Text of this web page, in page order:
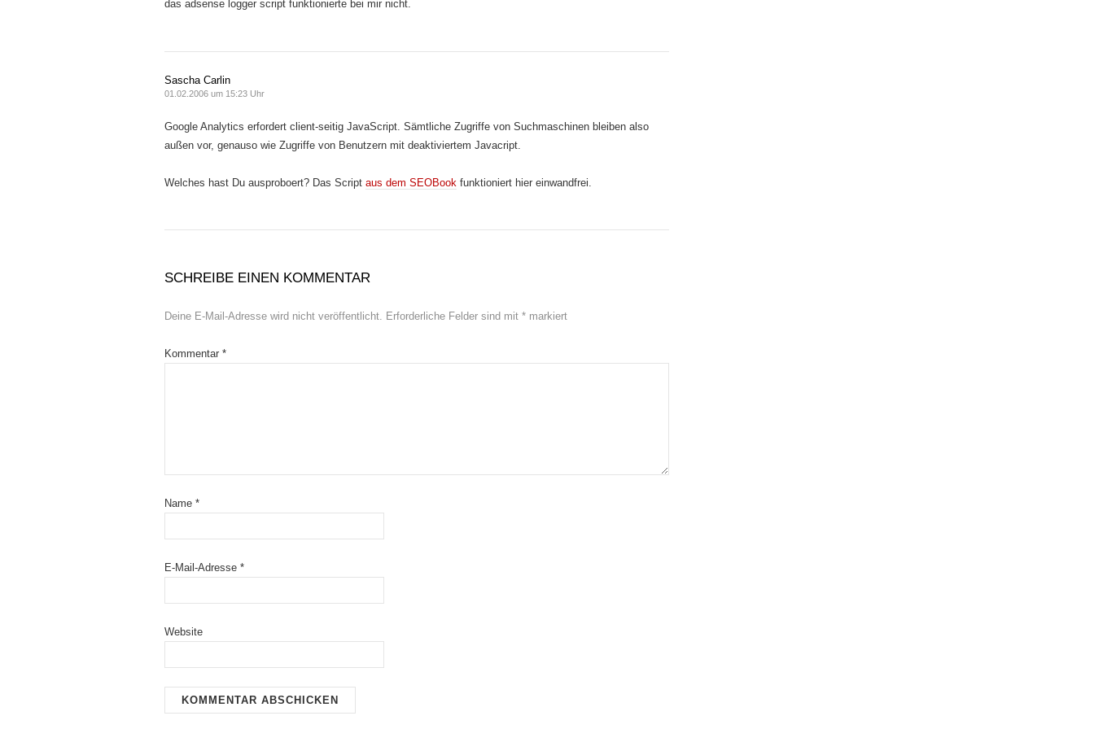
das adsense logger script funktionierte bei mir nicht.
Sascha Carlin
01.02.2006 um 15:23 Uhr
Google Analytics erfordert client-seitig JavaScript. Sämtliche Zugriffe von Suchmaschinen bleiben also
außen vor, genauso wie Zugriffe von Benutzern mit deaktiviertem Javacript.
Welches hast Du ausproboert? Das Script aus dem SEOBook funktioniert hier einwandfrei.
SCHREIBE EINEN KOMMENTAR
Deine E-Mail-Adresse wird nicht veröffentlicht. Erforderliche Felder sind mit * markiert
Kommentar *
Name *
E-Mail-Adresse *
Website